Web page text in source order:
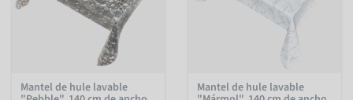
Mantel de hule lavable Mantel de hule lavable